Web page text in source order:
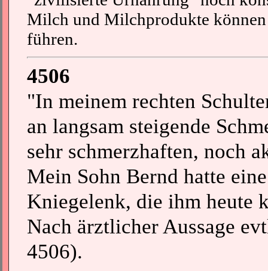
Milch und Milchprodukte
führen.
4506
"In meinem rechten
an langsam steigende
sehr schmerzhaften, noch
Mein Sohn Bernd hatte
Kniegelenk, die ihm heute
Nach ärztlicher Aussage
4506).